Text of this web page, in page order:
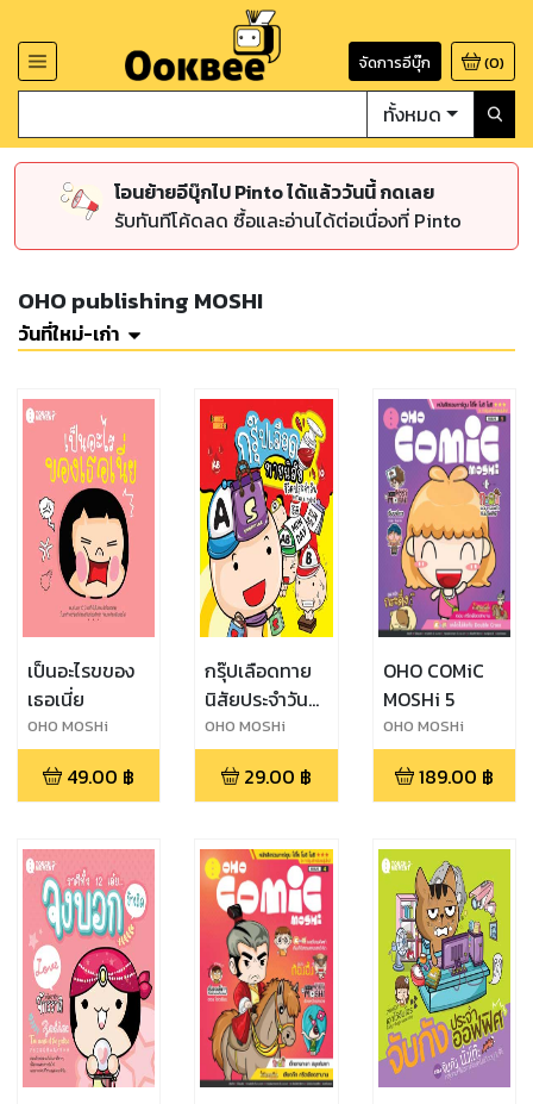
จัดการอีบุ๊ก (0)
ทั้งหมด
โอนย้ายอีบุ๊กไป Pinto ได้แล้ววันนี้ กดเลย
รับทันทีโค้ดลด ซื้อและอ่านได้ต่อเนื่องที่ Pinto
OHO publishing MOSHI
วันที่ใหม่-เก่า
เป็นอะไรขของ
เธอเนี่ย
OHO MOSHi
GaNG
49.00 ฿
กรุ๊ปเลือดทาย
นิสัยประจำวัน
อาโรมุ & อาโรมิ
OHO MOSHi
GaNG
29.00 ฿
OHO COMiC
MOSHi 5
OHO MOSHi
GaNG
189.00 ฿